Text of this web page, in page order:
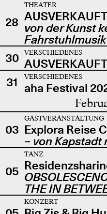
28
THEATER
von der Kunst
30
VERSCHIEDENES
31
VERSCHIEDENES
aha Festival
03
GASTVERANSTALTUNG
Explora Reise
– von Kapstadt
05
TANZ
THE IN
KONZERT